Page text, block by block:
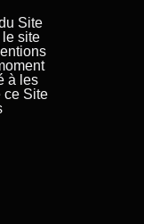
Site
le site
à les
ce Site